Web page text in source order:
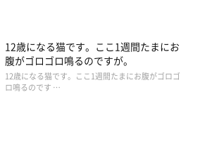
12歳になる猫です。ここ1週間たまにお
腹がゴロゴロ鳴るのですが。
12歳になる猫です。ここ1週間たまにお腹がゴロゴ
ロ鳴るのです …